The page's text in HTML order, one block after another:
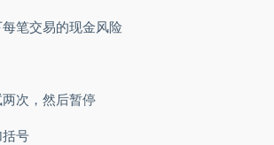
笔交易的现金风险
次，然后暂停
号